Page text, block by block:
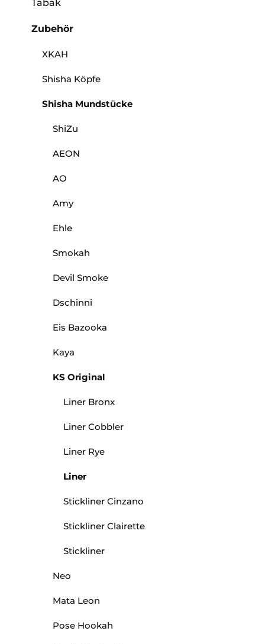
Tabak
Zubehör
XKAH
Shisha Köpfe
Shisha Mundstücke
ShiZu
AEON
AO
Amy
Ehle
Smokah
Devil Smoke
Dschinni
Eis Bazooka
Kaya
KS Original
Liner Bronx
Liner Cobbler
Liner Rye
Liner
Stickliner Cinzano
Stickliner Clairette
Stickliner
Neo
Mata Leon
Pose Hookah